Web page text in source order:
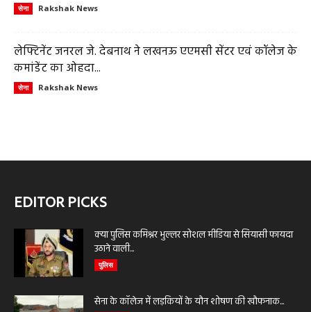
सेना Rakshak News
लेफ्टिनेंट जनरल जे. देबनाथ ने लखनऊ एएमसी सेंटर एवं कॉलेज के
कमांडेंट का ओहदा...
सेना Rakshak News
EDITOR PICKS
क्या पुलिस कमिश्नर भुल्लर सोशल मीडिया से सियासी फायदा
उठाने वाली...
पुलिस
सेना के कॉलेज में लड़कियों के यौन शोषण की खौफनाक...